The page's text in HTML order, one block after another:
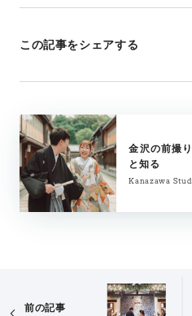
この記事をシェアする
金沢の前撮
と知る
Kanazawa
前の記事